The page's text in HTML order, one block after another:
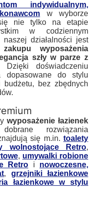
indywidualnym,
w wyborze
nie tylko na etapie
w codziennym
działalności jest
wyposażenia
szły w parze z
Dzięki doświadczeniu
dopasowane do stylu
bez zbędnych
wyposażenie łazienek
rozwiązania
się m.in. toalety
wolnostojące Retro,
, umywalki robione
Retro i nowoczesne,
, grzejniki łazienkowe
łazienkowe w stylu